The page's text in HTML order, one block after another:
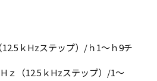
ｋHzステップ）/ｈ1〜ｈ9チ
ｚ（12.5ｋHzステップ）/1〜